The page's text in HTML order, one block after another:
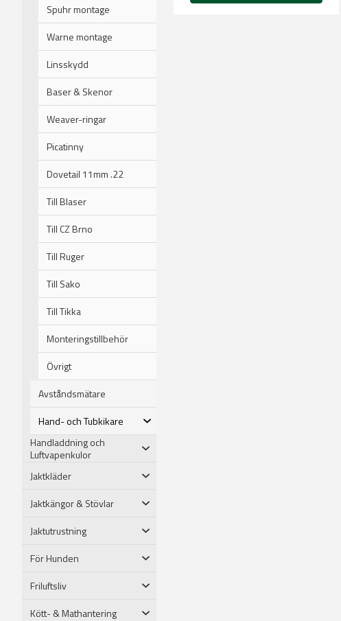
Spuhr montage
Warne montage
Linsskydd
Baser & Skenor
Weaver-ringar
Picatinny
Dovetail 11mm .22
Till Blaser
Till CZ Brno
Till Ruger
Till Sako
Till Tikka
Monteringstillbehör
Övrigt
Avståndsmätare
Hand- och Tubkikare
Handladdning och
Luftvapenkulor
Jaktkläder
Jaktkängor & Stövlar
Jaktutrustning
För Hunden
Friluftsliv
Kött- & Mathantering